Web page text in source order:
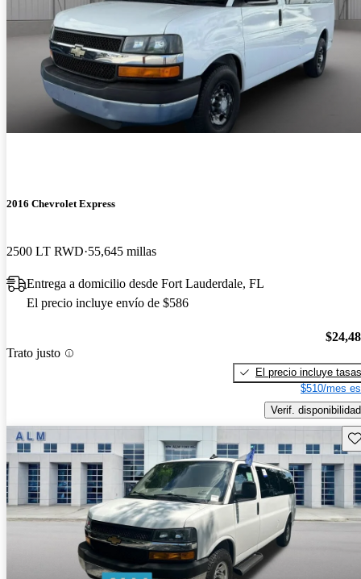
2016 Chevrolet Express
2500 LT RWD 55,645 millas
Entrega a domicilio desde Fort Lauderdale, FL
El precio incluye envío de $586
Trato justo
El precio incluye tasas
$510/mes
Verif. disponibilidad